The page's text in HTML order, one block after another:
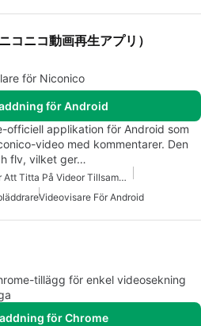
コニコ動画再生アプリ）
för Niconico
för Android
officiell applikation för Android som
video med kommentarer. Den
flv, vilket ger…
Appar För Att Titta På Videor Tillsammans I Realtid
Videovisare För Android
tillägg för enkel videosekning
för Chrome